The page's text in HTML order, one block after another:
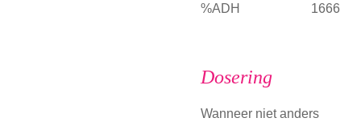
%ADH 1666
Dosering
Wanneer niet anders